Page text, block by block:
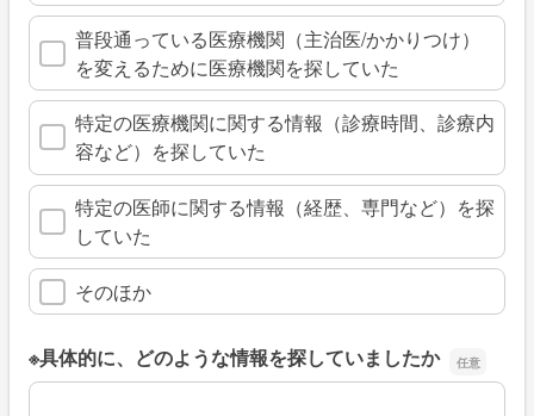
普段通っている医療機関（主治医/かかりつけ）
を変えるために医療機関を探していた
特定の医療機関に関する情報（診療時間、診療内
容など）を探していた
特定の医師に関する情報（経歴、専門など）を探
していた
そのほか
※具体的に、どのような情報を探していましたか
※具体的に、どのような情報を探していましたか